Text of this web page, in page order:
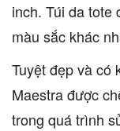
inch. Túi da tote
màu sắc khác
Tuyệt đẹp và có
Maestra được
trong quá trình